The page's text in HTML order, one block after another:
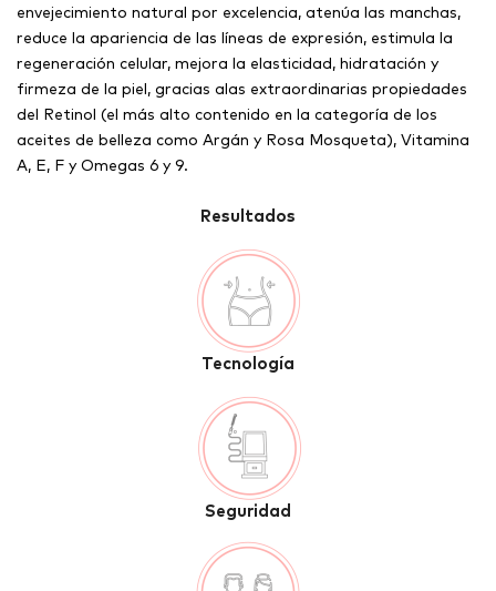
envejecimiento natural por excelencia, atenúa las manchas,
reduce la apariencia de las líneas de expresión, estimula la
regeneración celular, mejora la elasticidad, hidratación y
firmeza de la piel, gracias alas extraordinarias propiedades
del Retinol (el más alto contenido en la categoría de los
aceites de belleza como Argán y Rosa Mosqueta), Vitamina
A, E, F y Omegas 6 y 9.
Resultados
Tecnología
Seguridad